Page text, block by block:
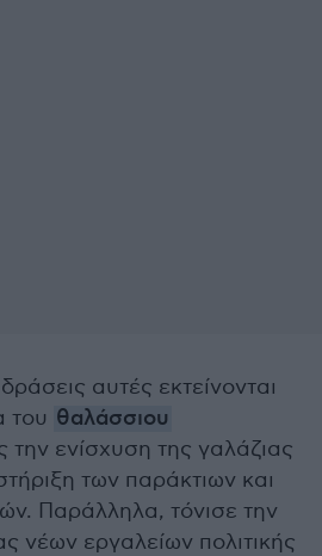
αυτές εκτείνονται
του θαλάσσιου
την ενίσχυση της γαλάζιας
των παράκτιων και
Παράλληλα, τόνισε την
νέων εργαλείων πολιτικής